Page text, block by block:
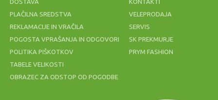
PLAČILNA SREDSTVA
REKLAMACIJE IN VRAČILA
POGOSTA VPRAŠANJA IN ODGOVORI
POLITIKA PIŠKOTKOV
TABELE VELIKOSTI
OBRAZEC ZA ODSTOP OD POGODBE
VELEPRODAJA
SERVIS
SK PREKMURJE
PRYM FASHION